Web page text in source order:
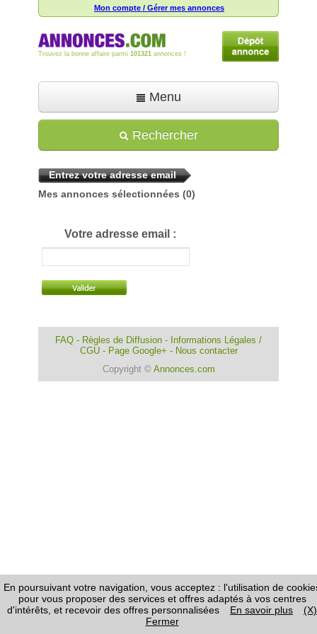
Mon compte / Gérer mes annonces
Trouvez la bonne affaire parmi 101321 annonces !
Menu
Déposer une annonce
Toutes les annonces
Aide
Rechercher
Entrez votre adresse email
Mes annonces sélectionnées (0)
Votre adresse email :
FAQ - Règles de Diffusion - Informations Légales /
CGU- Page Google+ - Nous contacter
Copyright © Annonces.com
En poursuivant votre navigation, vous acceptez : l'utilisation de
pour vous proposer des services et offres adaptés à vos centres
d'intérêts, et recevoir des offres personnalisées
En savoir plus
(X)
Fermer